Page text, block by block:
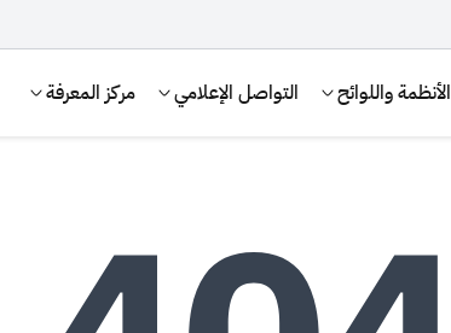
الأنظمة واللوائح التواصل الإعلامي مركز المعرفة